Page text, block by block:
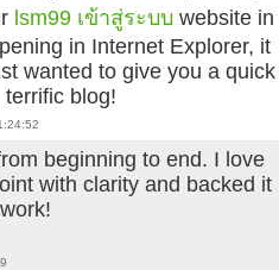
lsm99 เข้าสู่ระบบ website in
in Internet Explorer, it
wanted to give you a quick
blog!
beginning to end. I love
with clarity and backed it